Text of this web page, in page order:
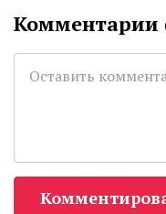
Комментарии